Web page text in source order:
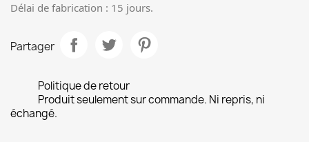
Délai de fabrication : 15 jours.
Partager
Politique de retour
Produit seulement sur commande. Ni repris, ni
échangé.